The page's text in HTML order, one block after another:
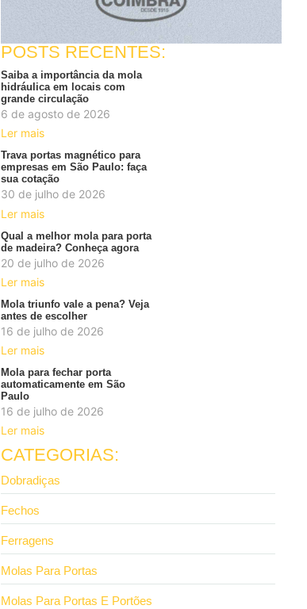
POSTS RECENTES:
Saiba a importância da mola
hidráulica em locais com
grande circulação
6 de agosto de 2026
Ler mais
Trava portas magnético para
empresas em São Paulo: faça
sua cotação
30 de julho de 2026
Ler mais
Qual a melhor mola para porta
de madeira? Conheça agora
20 de julho de 2026
Ler mais
Mola triunfo vale a pena? Veja
antes de escolher
16 de julho de 2026
Ler mais
Mola para fechar porta
automaticamente em São
Paulo
16 de julho de 2026
Ler mais
CATEGORIAS:
Dobradiças
Fechos
Ferragens
Molas Para Portas
Molas Para Portas E Portões